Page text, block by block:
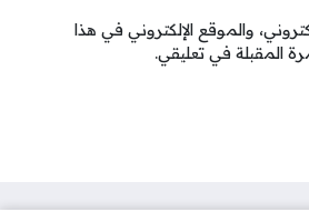
والموقع الإلكتروني في هذا
المقبلة في تعليقي.